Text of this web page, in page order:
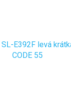
E392F levá
CODE 55